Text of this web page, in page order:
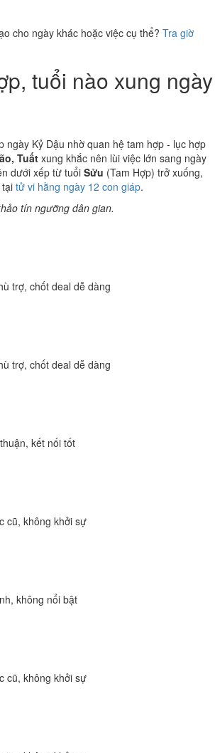
cho ngày khác hoặc việc cụ thể? Tra giờ
tuổi nào xung ngày
ngày Kỷ Dậu nhờ quan hệ tam hợp - lục hợp
Tuấtxung khắc nên lùi việc lớn sang ngày
dưới xếp từ tuổi Sửu (Tam Hợp) trở xuống,
tử vi hằng ngày 12 con giáp.
tín ngưỡng dân gian.
trợ, chốt deal dễ dàng
trợ, chốt deal dễ dàng
kết nối tốt
cũ, không khởi sự
không nổi bật
cũ, không khởi sự